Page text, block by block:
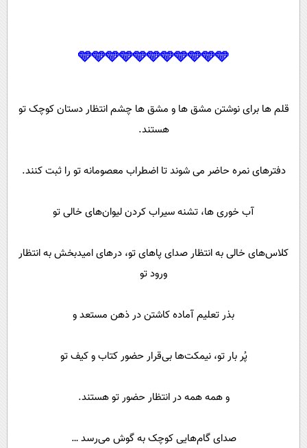
🩵🩵🩵🩵🩵🩵🩵🩵🩵🩵🩵
ﻗﻠﻢ ﻫﺎ ﺑﺮﺍﯼ ﻧﻮﺷﺘﻦ ﻣﺸﻖ ﻫﺎ ﻭ ﻣﺸﻖ ﻫﺎ چشم ﺍﻧﺘﻈﺎﺭ ﺩﺳﺘﺎﻥ ﮐﻮﭼﮏ تو
هستند.
ﺩﻓﺘﺮﻫﺎﯼ ﻧﻤﺮﻩ ﺣﺎﺿﺮ ﻣﯽ ﺷﻮﻧﺪ ﺗﺎ ﺍﺿﻄﺮﺍﺏ ﻣﻌﺼﻮﻣﺎﻧﻪ تو ﺭﺍ ﺛﺒﺖ ﮐﻨﻨﺪ.
ﺁﺏ ﺧﻮﺭﯼ ﻫﺎ، ﺗﺸﻨﻪ ﺳﯿﺮﺍﺏ ﮐﺮﺩﻥ ﻟﯿﻮﺍﻥ‌ﻫﺎﯼ ﺧﺎﻟﯽ تو
ﮐﻼﺱ‌ﻫﺎﯼ ﺧﺎﻟﯽ به انتظار صدای پا‌های تو، ﺩﺭﻫﺎﯼ ﺍﻣﯿﺪﺑﺨﺶ به انتظار
ورود تو
ﺑﺬﺭ ﺗﻌﻠﯿﻢ ﺁﻣﺎﺩﻩ ﮐﺎﺷﺘﻦ ﺩﺭ ﺫﻫﻦ ﻣﺴﺘﻌﺪ ﻭ
ﭘُﺮ ﺑﺎﺭ تو، ﻧﯿﻤﮑﺖ‌ﻫﺎ ﺑﯽﻗﺮﺍﺭ ﺣﻀﻮﺭ ﮐﺘﺎﺏ ﻭ ﮐﯿﻒ تو
و همه همه در انتظار حضور تو هستند.
ﺻﺪﺍﯼ ﮔﺎﻡ‌ﻫﺎﯾﯽ ﮐﻮﭼﮏ ﺑﻪ ﮔﻮﺵ ﻣﯽﺭﺳﺪ …